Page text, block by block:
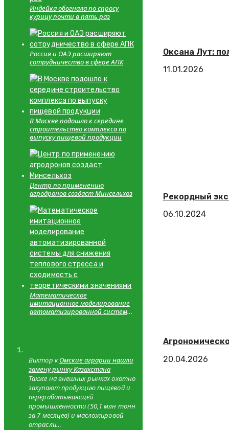
Оксана Лут:
11.01.2026
Рекордный
06.10.2024
20.04.2026
Индейка обогнала по спросу
курицу почти в пять раз
Россия и ОАЭ расширяют
сотрудничество в сфере АПК
В Москве подошло к середине
строительство комплекса по
выпуску пищевой продукции
Центр по применению
агродронов создаст Минсельхоз
Математическое
имитационное моделирование
автоматизированной системы
Виктор кОмские аграрии нашли
замену рынку Казахстана
Также на внешних рынках охотно
закупают продукцию пищевой и
перерабатывающей
промышленности (50,1 млн тонн
за 7 месяцев) и масложировой
отрасли…